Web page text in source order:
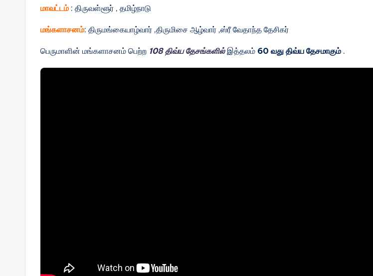
மாவட்டம் : திருவள்ளூர் , தமிழ்நாடு
மங்களாசனம்: திருமங்கையாழ்வார் ,திருமிசை ஆழ்வார் ,ஸ்ரீ வேதாந்த தேசிகர்
பெருமாளின் மங்களாசனம் பெற்ற 108 திவ்ய தேசங்களில்இத்தலம் 60 வது திவ்ய தேசமாகும் .